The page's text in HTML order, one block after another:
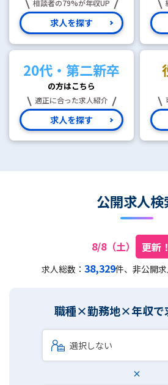
相談者の79%が年収UP
求人を探す
20代・第二新卒
の方はこちら
適正に合った求人紹介
求人を探す
公開求人検
8/8（土） 更新！
求人総数： 38,329件、非公開求
職種×勤務地×年収で
×